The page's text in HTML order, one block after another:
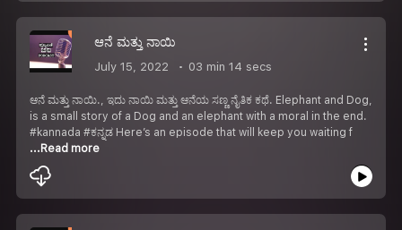
ಆನೆ ಮತ್ತು ನಾಯಿ
July 15, 2022 03 min 14 secs
ಆನೆ ಮತ್ತು ನಾಯಿ., ಇದು ನಾಯಿ ಮತ್ತು ಆನೆಯ ಸಣ್ಣ ನೈತಿಕ ಕಥೆ. Elephant and Dog,
is a small story of a Dog and an elephant with a moral in the end.
#kannada #ಕನ್ನಡ Here’s an episode that will keep you waiting f
...Read more